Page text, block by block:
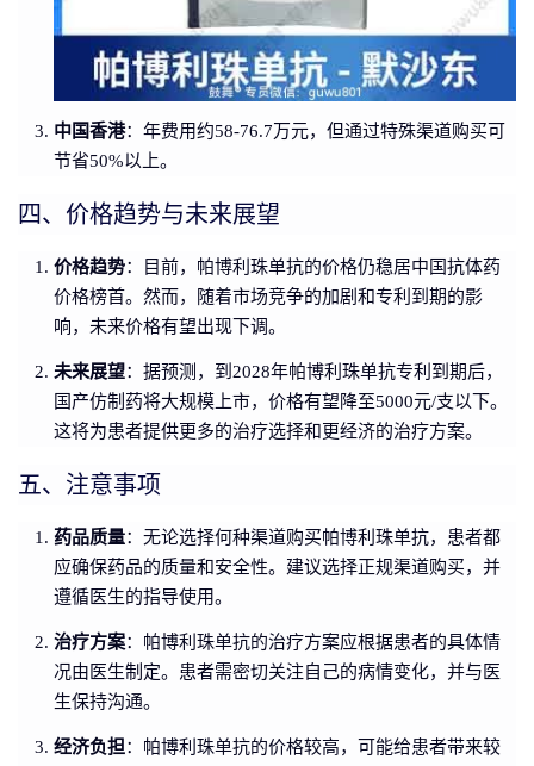
中国香港：年费用约58-76.7万元，但通过特殊渠道购买可
节省50%以上。
四、价格趋势与未来展望
价格趋势：目前，帕博利珠单抗的价格仍稳居中国抗体药
价格榜首。然而，随着市场竞争的加剧和专利到期的影
响，未来价格有望出现下调。
未来展望：据预测，到2028年帕博利珠单抗专利到期后，
国产仿制药将大规模上市，价格有望降至5000元/支以下。
这将为患者提供更多的治疗选择和更经济的治疗方案。
五、注意事项
药品质量：无论选择何种渠道购买帕博利珠单抗，患者都
应确保药品的质量和安全性。建议选择正规渠道购买，并
遵循医生的指导使用。
治疗方案：帕博利珠单抗的治疗方案应根据患者的具体情
况由医生制定。患者需密切关注自己的病情变化，并与医
生保持沟通。
经济负担：帕博利珠单抗的价格较高，可能给患者带来较